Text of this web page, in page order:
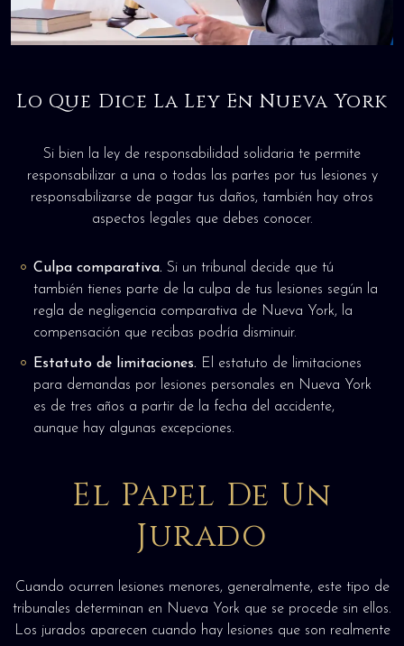
Lo Que Dice La Ley En Nueva York
Si bien la ley de responsabilidad solidaria te permite
responsabilizar a una o todas las partes por tus lesiones y
responsabilizarse de pagar tus daños, también hay otros
aspectos legales que debes conocer.
Culpa comparativa. Si un tribunal decide que tú
también tienes parte de la culpa de tus lesiones según la
regla de negligencia comparativa de Nueva York, la
compensación que recibas podría disminuir.
Estatuto de limitaciones. El estatuto de limitaciones
para demandas por lesiones personales en Nueva York
es de tres años a partir de la fecha del accidente,
aunque hay algunas excepciones.
El Papel De Un
Jurado
Cuando ocurren lesiones menores, generalmente, este tipo de
tribunales determinan en Nueva York que se procede sin ellos.
Los jurados aparecen cuando hay lesiones que son realmente